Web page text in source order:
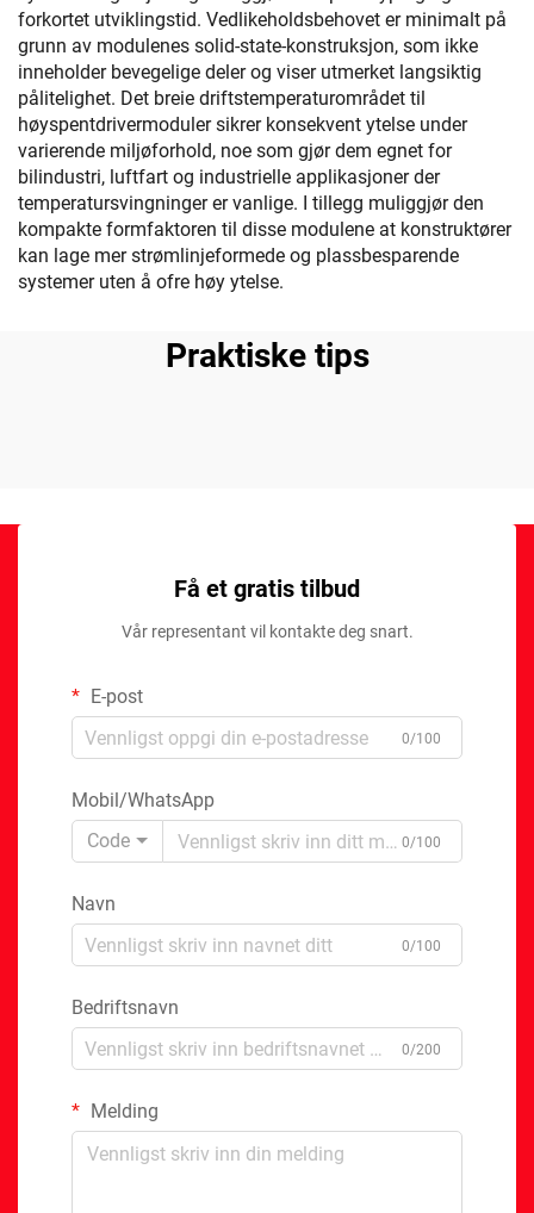
forkortet utviklingstid. Vedlikeholdsbehovet er minimalt på
grunn av modulenes solid-state-konstruksjon, som ikke
inneholder bevegelige deler og viser utmerket langsiktig
pålitelighet. Det breie driftstemperaturområdet til
høyspentdrivermoduler sikrer konsekvent ytelse under
varierende miljøforhold, noe som gjør dem egnet for
bilindustri, luftfart og industrielle applikasjoner der
temperatursvingninger er vanlige. I tillegg muliggjør den
kompakte formfaktoren til disse modulene at konstruktører
kan lage mer strømlinjeformede og plassbesparende
systemer uten å ofre høy ytelse.
Praktiske tips
Få et gratis tilbud
Vår representant vil kontakte deg snart.
E-post
0/100
Mobil/WhatsApp
Code
0/100
Navn
0/100
Bedriftsnavn
0/200
Melding